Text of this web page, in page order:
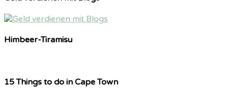
Himbeer-Tiramisu
15 Things to do in Cape Town